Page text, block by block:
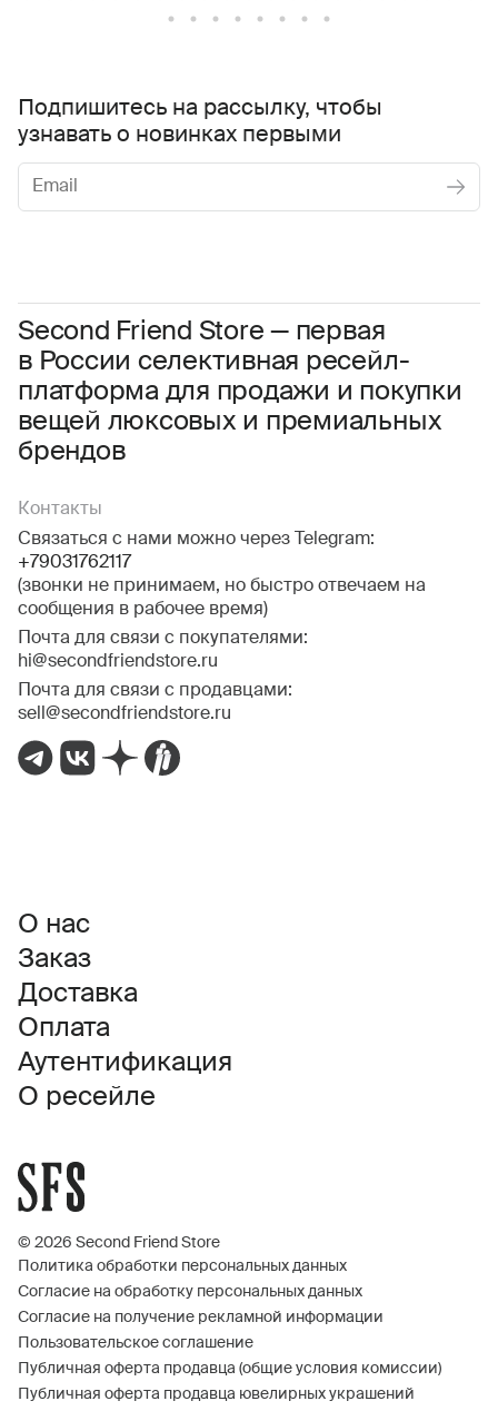
Second Friend Store — первая
в России селективная ресейл-
платформа для продажи и покупки
вещей люксовых и премиальных
брендов
Контакты
Связаться с нами можно через Telegram:
+79031762117
(звонки не принимаем, но быстро отвечаем на
сообщения в рабочее время)
Почта для связи с покупателями:
hi@secondfriendstore.ru
Почта для связи с продавцами:
sell@secondfriendstore.ru
Подпишитесь на рассылку, чтобы
узнавать о новинках первыми
Соглашаюсь с условиями Пользовательского соглашения
Даю согласие на получение рекламной информации.
О нас
Заказ
Доставка
Оплата
Аутентификация
О ресейле
© 2026 Second Friend Store
Политика обработки персональных данных
Согласие на обработку персональных данных
Согласие на получение рекламной информации
Пользовательское соглашение
Публичная оферта продавца (общие условия комиссии)
Публичная оферта продавца ювелирных украшений